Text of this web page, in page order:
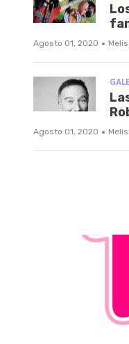
Agosto 01, 2020 ·
Agosto 01, 2020 ·